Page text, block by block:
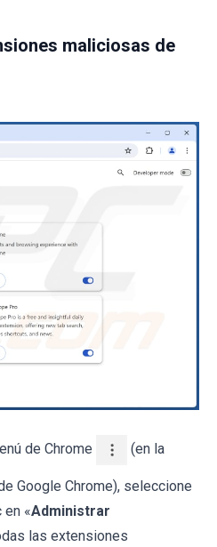
maliciosas de
de Chrome (en la
Google Chrome), seleccione
en «Administrar
las extensiones